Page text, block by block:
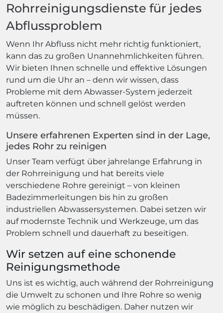
Rohrreinigungsdienste für jedes
Abflussproblem
Wenn Ihr Abfluss nicht mehr richtig funktioniert,
kann das zu großen Unannehmlichkeiten führen.
Wir bieten Ihnen schnelle und effektive Lösungen
rund um die Uhr an – denn wir wissen, dass
Probleme mit dem Abwasser-System jederzeit
auftreten können und schnell gelöst werden
müssen.
Unsere erfahrenen Experten sind in der Lage,
jedes Rohr zu reinigen
Unser Team verfügt über jahrelange Erfahrung in
der Rohrreinigung und hat bereits viele
verschiedene Rohre gereinigt – von kleinen
Badezimmerleitungen bis hin zu großen
industriellen Abwassersystemen. Dabei setzen wir
auf modernste Technik und Werkzeuge, um das
Problem schnell und dauerhaft zu beseitigen.
Wir setzen auf eine schonende
Reinigungsmethode
Uns ist es wichtig, auch während der Rohrreinigung
die Umwelt zu schonen und Ihre Rohre so wenig
wie möglich zu beschädigen. Daher nutzen wir